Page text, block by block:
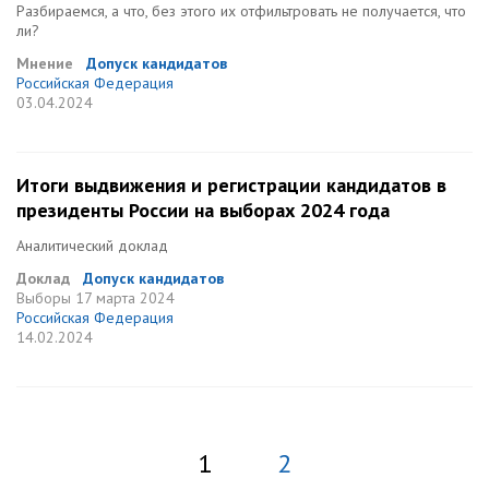
Разбираемся, а что, без этого их отфильтровать не получается, что
ли?
Мнение
Допуск кандидатов
Российская Федерация
03.04.2024
Итоги выдвижения и регистрации кандидатов в
президенты России на выборах 2024 года
Аналитический доклад
Доклад
Допуск кандидатов
Выборы 17 марта 2024
Российская Федерация
14.02.2024
1 2